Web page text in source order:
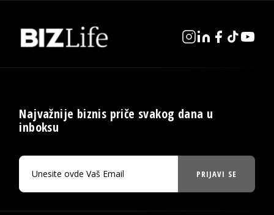
Najvažnije biznis priče svakog dana u
inboksu
PRIJAVI SE